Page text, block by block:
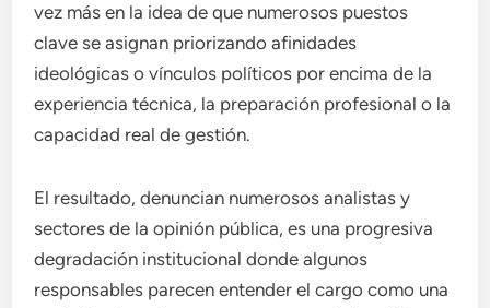
vez más en la idea de que numerosos puestos
clave se asignan priorizando afinidades
ideológicas o vínculos políticos por encima de la
experiencia técnica, la preparación profesional o la
capacidad real de gestión.
El resultado, denuncian numerosos analistas y
sectores de la opinión pública, es una progresiva
degradación institucional donde algunos
responsables parecen entender el cargo como una